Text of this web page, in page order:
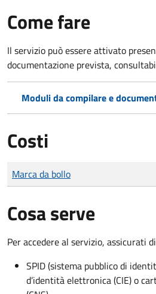
Come fare
Il servizio può essere attivato
documentazione prevista,
Moduli da compilare e
Costi
Tipo di pagamento
Importo
Marca da bollo
Cosa serve
Per accedere al servizio, assicurati
SPID (sistema pubblico di
d’identità elettronica (CIE) o